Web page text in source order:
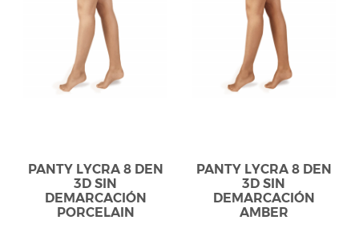
PANTY LYCRA 8 DEN
3D SIN
DEMARCACIÓN
PORCELAIN
PANTY LYCRA 8 DEN
3D SIN
DEMARCACIÓN
AMBER